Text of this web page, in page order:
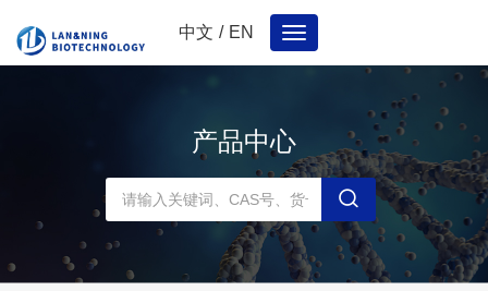
中文 / EN
Toggle
navigation
产品中心